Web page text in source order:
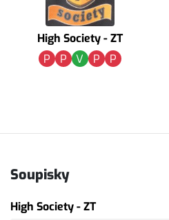
High Society - ZT
P
P V P P
Soupisky
High Society - ZT